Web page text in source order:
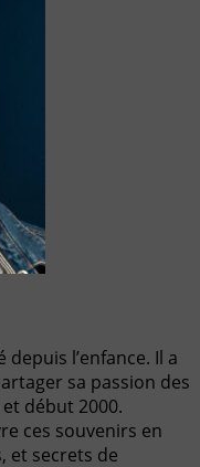
l’enfance. Il a
sa passion des
début 2000.
ces souvenirs en
et secrets de